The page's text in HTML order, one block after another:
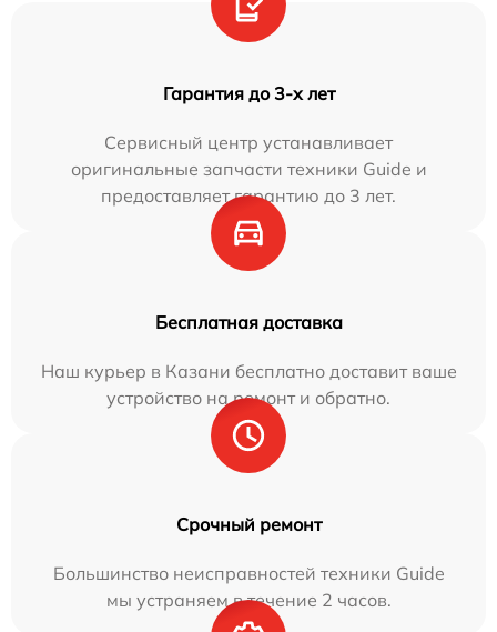
Гарантия до 3-х лет
Сервисный центр устанавливает
оригинальные запчасти техники Guide и
предоставляет гарантию до 3 лет.
Бесплатная доставка
Наш курьер в Казани бесплатно доставит ваше
устройство на ремонт и обратно.
Срочный ремонт
Большинство неисправностей техники Guide
мы устраняем в течение 2 часов.